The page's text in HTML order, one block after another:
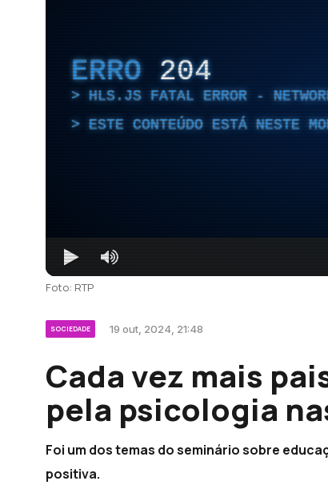
ERRO 204
HLS.JS FATAL ERROR -
ESTE CONTEÚDO ESTÁ NESTE
Foto: RTP
SOCIEDADE 19 out, 2024, 21:48
Cada vez mais
pela psicologia
Foi um dos temas do seminário sobre
positiva.